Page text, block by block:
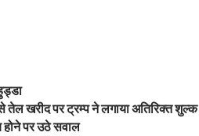
तेल खरीद पर ट्रम्प ने लगाया अतिरिक्त शुल्क
होने पर उठे सवाल